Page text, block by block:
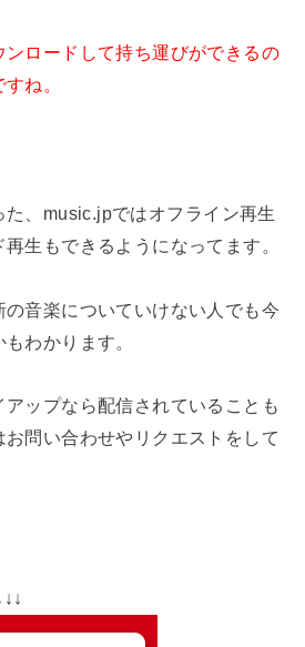
ロードして持ち運びができるの
ね。
、music.jpではオフライン再生
生もできるようになってます。
音楽についていけない人でも今
わかります。
ップなら配信されていることも
問い合わせやリクエストをして